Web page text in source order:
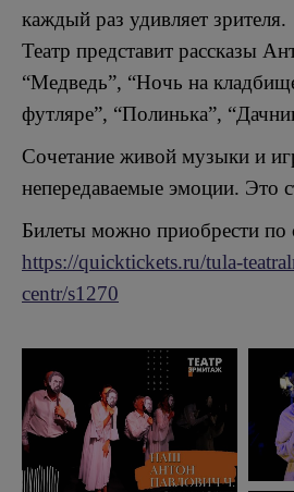
каждый раз удивляет зрителя.
Театр представит рассказы
“Медведь”, “Ночь на
футляре”, “Полинька”,
Сочетание живой музыки и
непередаваемые эмоции. Это
Билеты можно приобрести по
https://quicktickets.ru/tula-
centr/s1270